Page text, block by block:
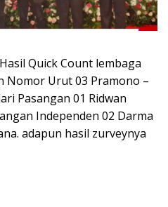
Quick Count lembaga
Nomor Urut 03 Pramono –
Pasangan 01 Ridwan
Independen 02 Darma
adapun hasil zurveynya